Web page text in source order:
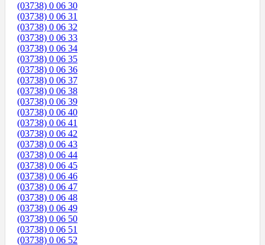
(03738) 0 06 30
(03738) 0 06 31
(03738) 0 06 32
(03738) 0 06 33
(03738) 0 06 34
(03738) 0 06 35
(03738) 0 06 36
(03738) 0 06 37
(03738) 0 06 38
(03738) 0 06 39
(03738) 0 06 40
(03738) 0 06 41
(03738) 0 06 42
(03738) 0 06 43
(03738) 0 06 44
(03738) 0 06 45
(03738) 0 06 46
(03738) 0 06 47
(03738) 0 06 48
(03738) 0 06 49
(03738) 0 06 50
(03738) 0 06 51
(03738) 0 06 52